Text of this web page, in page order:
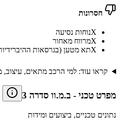
חסרונות
Xנוחות נסיעה
Xמרווח מאחור
Xתא מטען (בגרסאות
קראו עוד: למי הרכב מתאים, עיצוב,
מפרט טכני - ב.מ.וו סדרה 3
נתונים טכניים, ביצועים ומידות